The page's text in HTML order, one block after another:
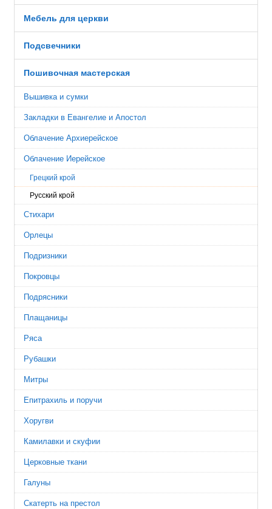
Мебель для церкви
Подсвечники
Пошивочная мастерская
Вышивка и сумки
Закладки в Евангелие и Апостол
Облачение Архиерейское
Облачение Иерейское
Грецкий крой
Русский крой
Стихари
Орлецы
Подризники
Покровцы
Подрясники
Плащаницы
Ряса
Рубашки
Митры
Епитрахиль и поручи
Хоругви
Камилавки и скуфии
Церковные ткани
Галуны
Скатерть на престол